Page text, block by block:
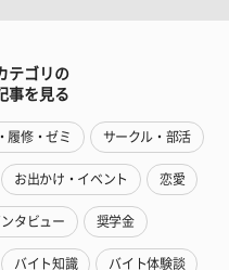
テゴリの
事を見る
履修・ゼミ サークル・部活
お出かけ・イベント 恋愛
タビュー 奨学金
バイト知識 バイト体験談